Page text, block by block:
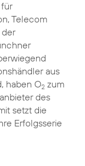
Telecom
der
aus
haben O2zum
des
setzt die
Erfolgsserie